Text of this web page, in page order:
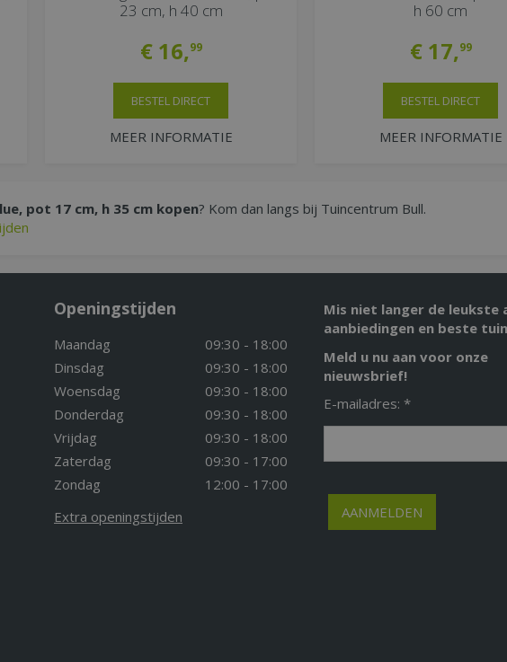
23 cm, h 40 cm
€ 16,99
MEER INFORMATIE
BESTEL DIRECT
h 60 cm
€ 17,99
MEER INFORMATIE
BESTEL DIRECT
pot 17 cm, h 35 cm kopen? Kom dan langs bij Tuincentrum Bull.
Openingstijden
Maandag
09:30 - 18:00
Dinsdag
09:30 - 18:00
Woensdag
09:30 - 18:00
Donderdag
09:30 - 18:00
Vrijdag
09:30 - 18:00
Zaterdag
09:30 - 17:00
Zondag
12:00 - 17:00
Extra openingstijden
Mis niet langer de leukste
aanbiedingen en beste
Meld u nu aan voor onze
nieuwsbrief!
E-mailadres: *